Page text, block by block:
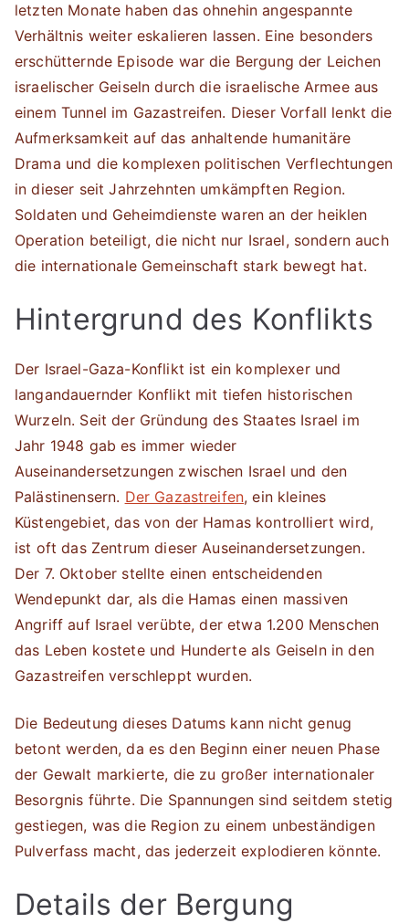
letzten Monate haben das ohnehin angespannte
Verhältnis weiter eskalieren lassen. Eine besonders
erschütternde Episode war die Bergung der Leichen
israelischer Geiseln durch die israelische Armee aus
einem Tunnel im Gazastreifen. Dieser Vorfall lenkt die
Aufmerksamkeit auf das anhaltende humanitäre
Drama und die komplexen politischen Verflechtungen
in dieser seit Jahrzehnten umkämpften Region.
Soldaten und Geheimdienste waren an der heiklen
Operation beteiligt, die nicht nur Israel, sondern auch
die internationale Gemeinschaft stark bewegt hat.
Hintergrund des Konflikts
Der Israel-Gaza-Konflikt ist ein komplexer und
langandauernder Konflikt mit tiefen historischen
Wurzeln. Seit der Gründung des Staates Israel im
Jahr 1948 gab es immer wieder
Auseinandersetzungen zwischen Israel und den
Palästinensern. Der Gazastreifen, ein kleines
Küstengebiet, das von der Hamas kontrolliert wird,
ist oft das Zentrum dieser Auseinandersetzungen.
Der 7. Oktober stellte einen entscheidenden
Wendepunkt dar, als die Hamas einen massiven
Angriff auf Israel verübte, der etwa 1.200 Menschen
das Leben kostete und Hunderte als Geiseln in den
Gazastreifen verschleppt wurden.
Die Bedeutung dieses Datums kann nicht genug
betont werden, da es den Beginn einer neuen Phase
der Gewalt markierte, die zu großer internationaler
Besorgnis führte. Die Spannungen sind seitdem stetig
gestiegen, was die Region zu einem unbeständigen
Pulverfass macht, das jederzeit explodieren könnte.
Details der Bergung